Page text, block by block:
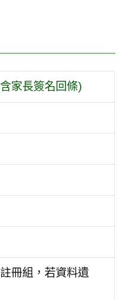
家長簽名回條)
冊組，若資料遺